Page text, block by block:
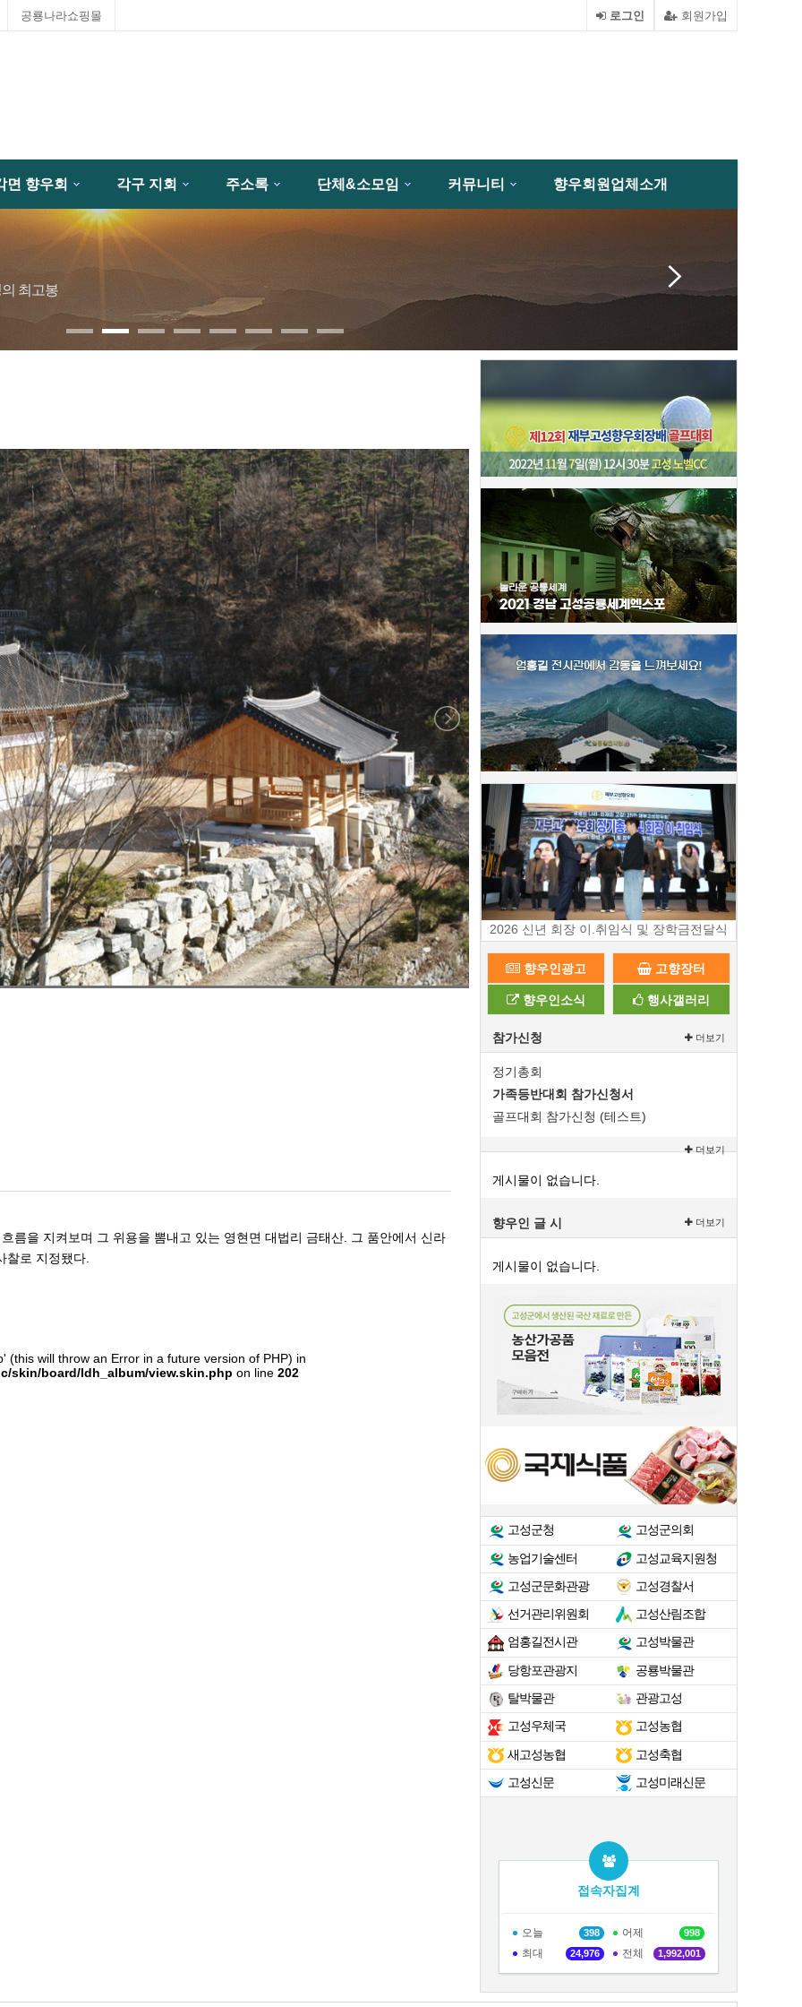
공룡나라쇼핑몰 회원가입
로그인
면 향우회 각구 지회 주소록 단체&소모임 커뮤니티 향우회원업체소개
최고봉
름을 지켜보며 그 위용을 뽐내고 있는 영현면 대법리 금태산. 그 품안에서 신라
찰로 지정됐다.
will throw an Error in a future version of PHP) in
skin/board/ldh_album/view.skin.php on line 202
2026 신년 회장 이.취임식 및 장학금전달식
향우인광고 고향장터
향우인소식 행사갤러리
참가신청
정기총회
가족등반대회 참가신청서
골프대회 참가신청 (테스트)
더보기
게시물이 없습니다.
더보기
향우인 글 시
게시물이 없습니다.
더보기
고성군청
고성군의회
농업기술센터
고성교육지원청
고성군문화관광
고성경찰서
선거관리위원회
고성산림조합
엄홍길전시관
고성박물관
당항포관광지
공룡박물관
탈박물관
관광고성
고성우체국
고성농협
새고성농협
고성축협
고성신문
고성미래신문
접속자집계
오늘 398 어제 998
최대 24,976 전체 1,992,001